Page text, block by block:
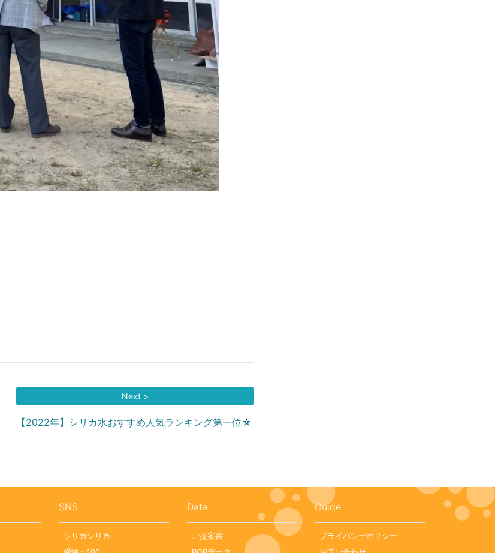
Next >
【2022年】シリカ水おすすめ人気ランキング第一位☆
SNS
シリカシリカ
Data
ご提案書
Guide
プライバシーポリシー